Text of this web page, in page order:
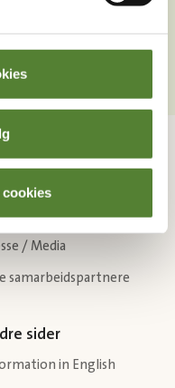
Dyreparken
historie
/ Media
samarbeidspartnere
sider
in English